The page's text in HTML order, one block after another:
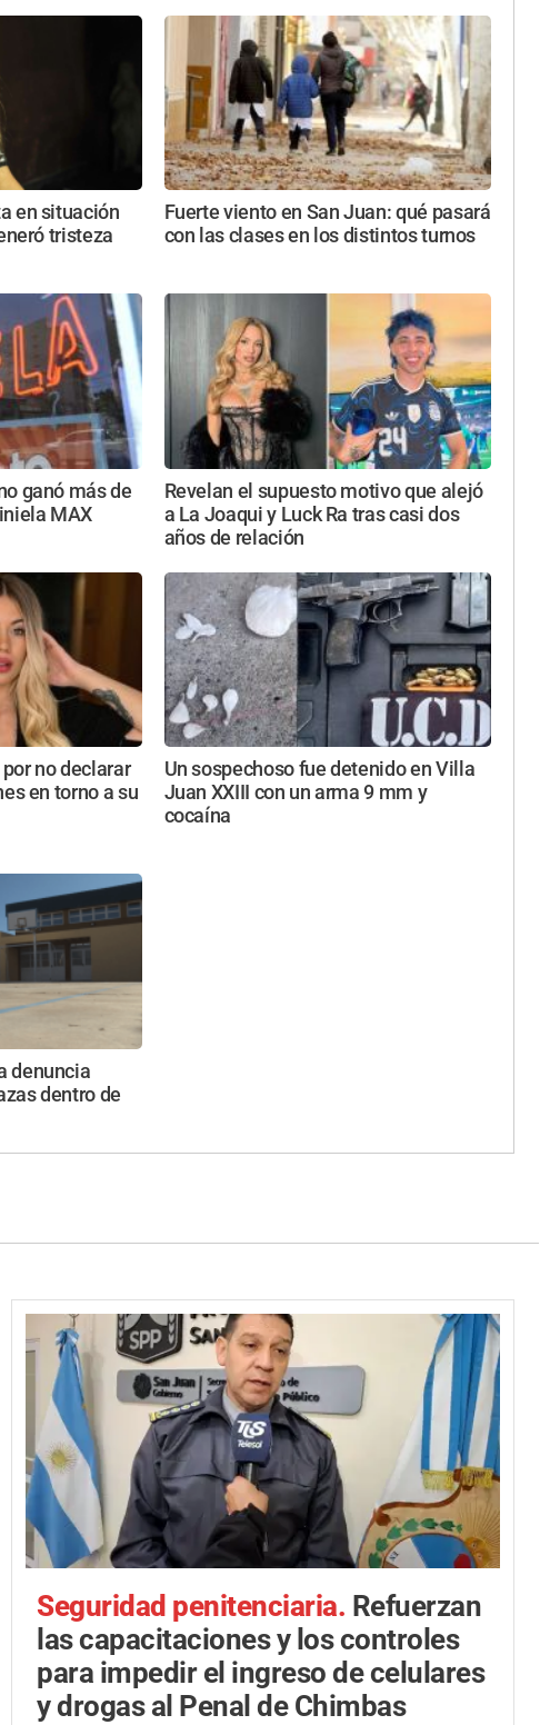
en situación
tristeza
Fuerte viento en San Juan: qué pasará
con las clases en los distintos turnos
ganó más de
MAX
Revelan el supuesto motivo que alejó
a La Joaqui y Luck Ra tras casi dos
años de relación
no declarar
en torno a su
Un sospechoso fue detenido en Villa
Juan XXIII con un arma 9 mm y
cocaína
denuncia
dentro de
Seguridad penitenciaria. Refuerzan
las capacitaciones y los controles
para impedir el ingreso de celulares
y drogas al Penal de Chimbas